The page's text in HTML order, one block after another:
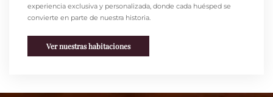
experiencia exclusiva y personalizada, donde cada huésped se
convierte en parte de nuestra historia.
Ver nuestras habitaciones